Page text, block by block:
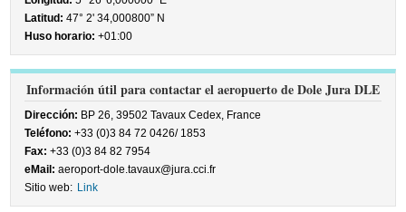
Latitud: 47° 2' 34,000800” N
Huso horario: +01:00
Información útil para contactar el aeropuerto de Dole Jura DLE
Dirección: BP 26, 39502 Tavaux Cedex, France
Teléfono: +33 (0)3 84 72 0426/ 1853
Fax: +33 (0)3 84 82 7954
eMail: aeroport-dole.tavaux@jura.cci.fr
Sitio web: Link